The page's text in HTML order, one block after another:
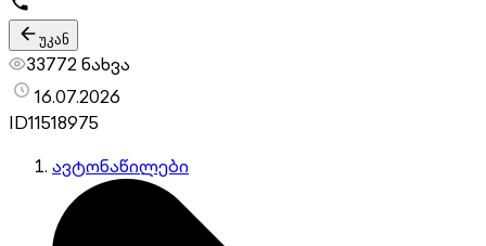
უკან
33772 ნახვა
16.07.2026
ID11518975
ავტონაწილები